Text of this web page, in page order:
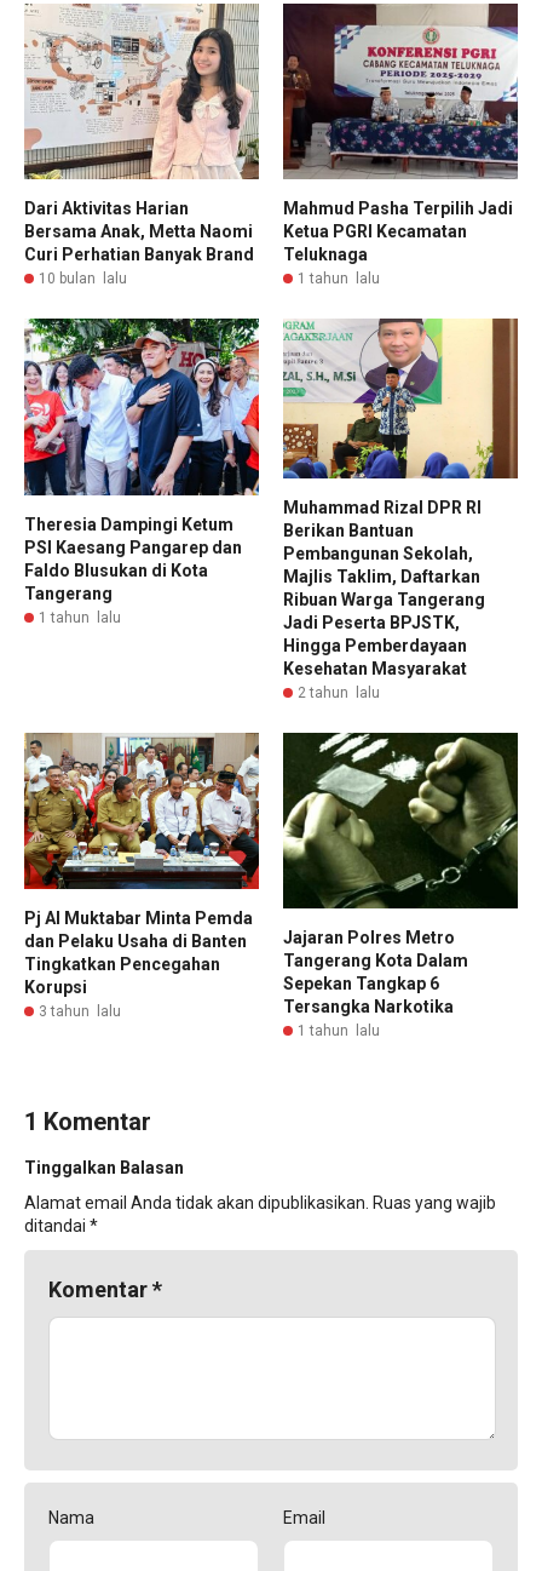
Dari Aktivitas Harian
Bersama Anak, Metta Naomi
Curi Perhatian Banyak Brand
10 bulan lalu
Mahmud Pasha Terpilih Jadi
Ketua PGRI Kecamatan
Teluknaga
1 tahun lalu
Theresia Dampingi Ketum
PSI Kaesang Pangarep dan
Faldo Blusukan di Kota
Tangerang
1 tahun lalu
Muhammad Rizal DPR RI
Berikan Bantuan
Pembangunan Sekolah,
Majlis Taklim, Daftarkan
Ribuan Warga Tangerang
Jadi Peserta BPJSTK,
Hingga Pemberdayaan
Kesehatan Masyarakat
2 tahun lalu
Pj Al Muktabar Minta Pemda
dan Pelaku Usaha di Banten
Tingkatkan Pencegahan
Korupsi
3 tahun lalu
Jajaran Polres Metro
Tangerang Kota Dalam
Sepekan Tangkap 6
Tersangka Narkotika
1 tahun lalu
1 Komentar
Tinggalkan Balasan
Alamat email Anda tidak akan dipublikasikan. Ruas yang wajib
ditandai *
Komentar*
Nama Email